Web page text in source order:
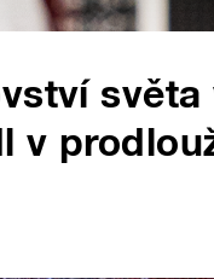
světa
v